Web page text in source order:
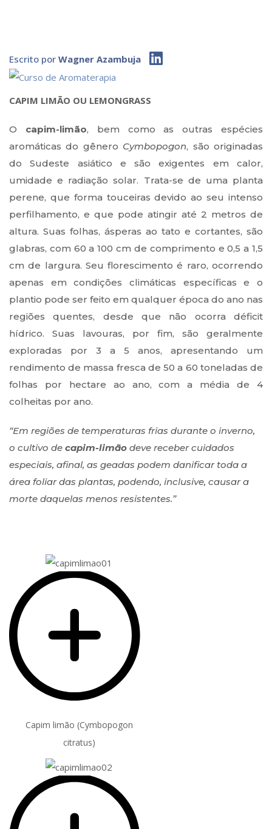
Escrito por Wagner Azambuja
CAPIM LIMÃO OU LEMONGRASS
O capim-limão, bem como as outras espécies
aromáticas do gênero Cymbopogon, são originadas
do Sudeste asiático e são exigentes em calor,
umidade e radiação solar. Trata-se de uma planta
perene, que forma touceiras devido ao seu intenso
perfilhamento, e que pode atingir até 2 metros de
altura. Suas folhas, ásperas ao tato e cortantes, são
glabras, com 60 a 100 cm de comprimento e 0,5 a 1,5
cm de largura. Seu florescimento é raro, ocorrendo
apenas em condições climáticas específicas e o
plantio pode ser feito em qualquer época do ano nas
regiões quentes, desde que não ocorra déficit
hídrico. Suas lavouras, por fim, são geralmente
exploradas por 3 a 5 anos, apresentando um
rendimento de massa fresca de 50 a 60 toneladas de
folhas por hectare ao ano, com a média de 4
colheitas por ano.
“Em regiões de temperaturas frias durante o inverno,
o cultivo de capim-limão deve receber cuidados
especiais, afinal, as geadas podem danificar toda a
área foliar das plantas, podendo, inclusive, causar a
morte daquelas menos resistentes.”
Capim limão (Cymbopogon
citratus)